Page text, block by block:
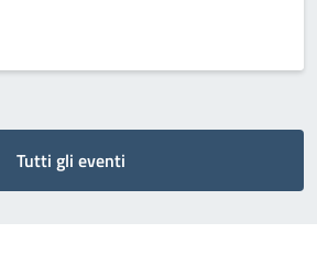
FESTIVAL - SCHEGGE DI STORIA}
Tutti gli eventi